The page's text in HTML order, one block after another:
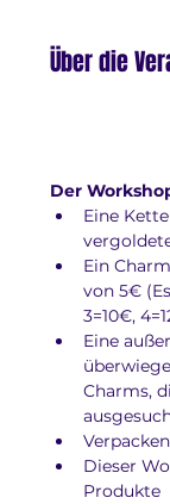
Über die
Der
Eine
Ein
von 5€
3=10€,
Eine
Charms,
Dieser
Produkte